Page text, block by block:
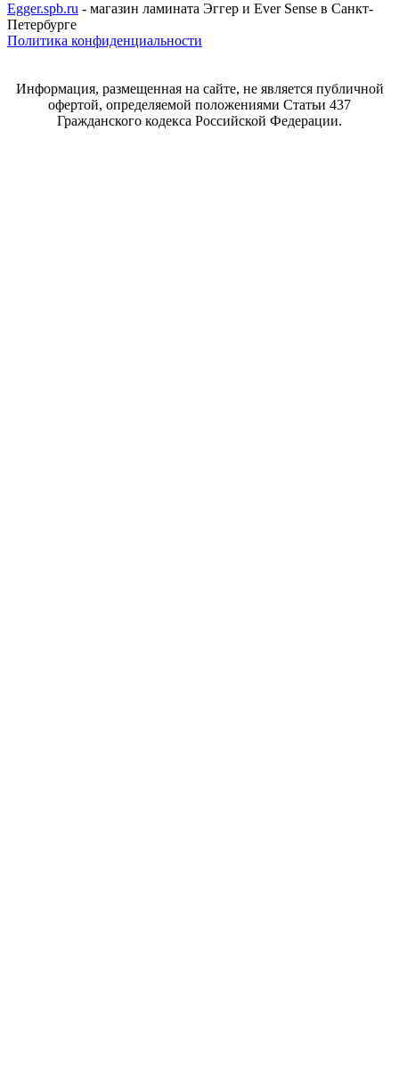
Egger.spb.ru - магазин ламината Эггер и Ever Sense в Санкт-
Петербурге
Политика конфиденциальности
Информация, размещенная на сайте, не является публичной
офертой, определяемой положениями Статьи 437
Гражданского кодекса Российской Федерации.